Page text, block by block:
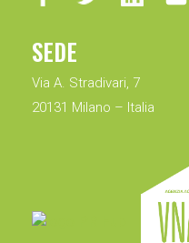
SEDE
Via A. Stradivari, 7
20131 Milano – Italia